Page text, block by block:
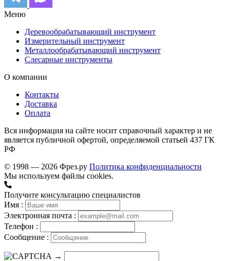
Меню
Деревообрабатывающий инструмент
Измерительный инструмент
Металлообрабатывающий инструмент
Слесарные инструменты
О компании
Контакты
Доставка
Оплата
Вся информация на сайте носит справочный характер и не
является публичной офертой, определяемой статьей 437 ГК
РФ
© 1998 — 2026 Фрез.ру Политика конфиденциальности
Мы используем файлы cookies.
Получите консультацию специалистов
Имя :
Электронная почта :
Телефон :
Сообщение :
→